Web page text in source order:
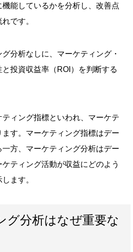
能しているかを分析し、改善点
です。
分析なしに、マーケティング・
投資収益率（ROI）を判断する
ィング指標といわれ、マーケテ
す。マーケティング指標はデー
方、マーケティング分析はデー
ティング活動が収益にどのよう
ます。
グ分析はなぜ重要な